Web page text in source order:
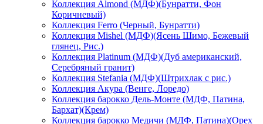
Коллекция Almond (МДФ)(Бунратти, Фон
Коричневый)
Коллекция Ferro (Черный, Бунратти)
Коллекция Mishel (МДФ)(Ясень Шимо, Бежевый
глянец, Рис.)
Коллекция Platinum (МДФ)(Дуб американский,
Серебряный гранит)
Коллекция Stefania (МДФ)(Штрихлак с рис.)
Коллекция Акура (Венге, Лоредо)
Коллекция барокко Дель-Монте (МДФ, Патина,
Бархат)(Крем)
Коллекция барокко Медичи (МДФ, Патина)(Орех